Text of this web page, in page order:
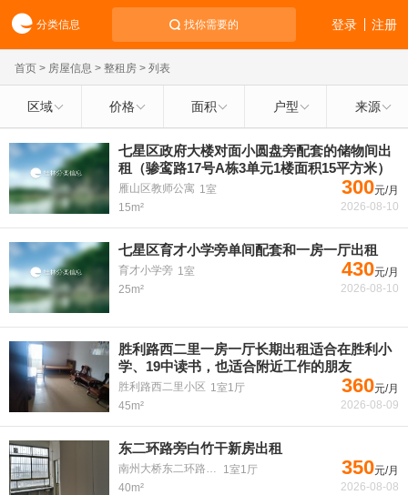
分类信息 找你需要的 注册
登录
首页 > 房屋信息 > 整租房 > 列表
区域 价格 面积 户型 来源
七星区政府大楼对面小圆盘旁配套的储物间出
租（骖鸾路17号A栋3单元1楼面积15平方米）
雁山区教师公寓 1室
15m²
300元/月
2026-08-10
七星区育才小学旁单间配套和一房一厅出租
育才小学旁 1室
25m²
430元/月
2026-08-10
胜利路西二里一房一厅长期出租适合在胜利小
学、19中读书，也适合附近工作的朋友
胜利路西二里小区 1室1厅
45m²
360元/月
2026-08-09
东二环路旁白竹干新房出租
南州大桥东二环路旁边1室1厅
40m²
350元/月
2026-08-08